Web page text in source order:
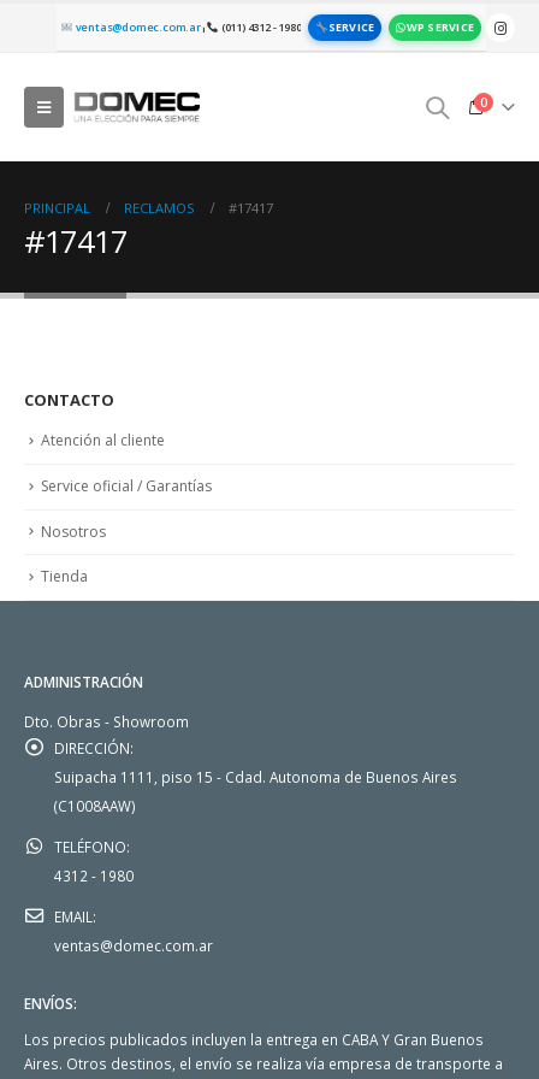
ventas@domec.com.ar| (011) 4312 - 1980 SERVICE WP SERVICE
0
PRINCIPAL RECLAMOS #17417
#17417
CONTACTO
Atención al cliente
Service oficial / Garantías
Nosotros
Tienda
ADMINISTRACIÓN
Dto. Obras - Showroom
DIRECCIÓN:
Suipacha 1111, piso 15 - Cdad. Autonoma de Buenos Aires
(C1008AAW)
TELÉFONO:
4312 - 1980
EMAIL:
ventas@domec.com.ar
ENVÍOS:
Los precios publicados incluyen la entrega en CABA Y Gran Buenos
Aires. Otros destinos, el envío se realiza vía empresa de transporte a